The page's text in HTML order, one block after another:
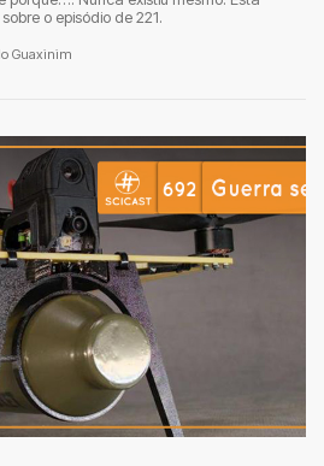
o episódio de 221.
Guaxinim